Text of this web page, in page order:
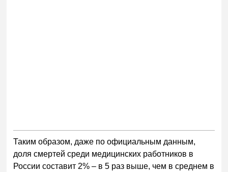
Таким образом, даже по официальным данным,
доля смертей среди медицинских работников в
России составит 2% – в 5 раз выше, чем в среднем в